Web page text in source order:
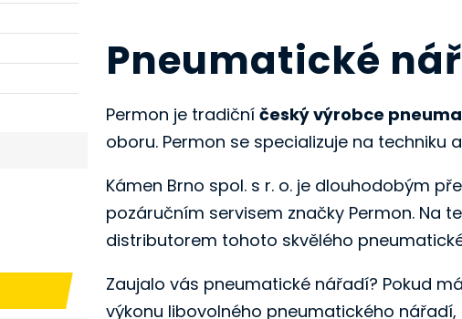
Pneumatické
Permon je tradičníčeský výrobce
oboru. Permon se specializuje na techniku
Kámen Brno spol. s r. o. je dlouhodobým
pozáručním servisem značky Permon. Na
distributorem tohoto skvělého
Zaujalo vás pneumatické nářadí? Pokud
výkonu libovolného pneumatického